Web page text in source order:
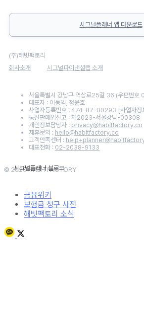
시그널플래너 앱 다운로드
(주)해빗팩토리
회사소개
시그널파이낸셜랩 소개
서울특별시 강남구 역삼로25길 36 (우편번
대표자 : 이동익, 정윤호
사업자등록번호 : 474-87-00293 [사업자정
통신판매업신고 : 제2023-서울강남-00308
개인정보담당자 : privacy@habitfactory.co
제휴문의 : hello@habitfactory.co
고객만족센터 :
대표전화 : 02-2038-9133
© 2020 HABITFACTORY
금융위키
보험금 청구 사전
해빗팩토리 소식